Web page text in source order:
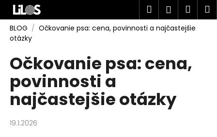
Prejsť
obsah
Hľadať
košík
BLOG / Očkovanie psa: cena, povinnosti a najčastejšie
otázky
Očkovanie psa: cena,
povinnosti a
najčastejšie otázky
19.1.2026
o Späť
Späť
o
p
o
t
r
e